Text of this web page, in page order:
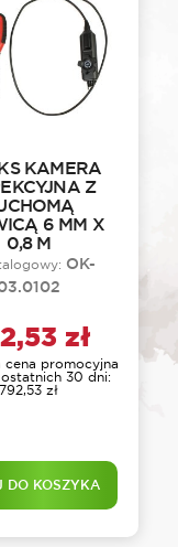
KAMERA
Z
6 MM X
0,8 M
OK-
zł
cena promocyjna
30 dni:
792,53 zł
DO KOSZYKA